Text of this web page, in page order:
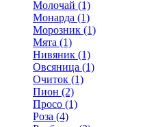
Молочай (1)
Монарда (1)
Морозник (1)
Мята (1)
Нивяник (1)
Овсяница (1)
Очиток (1)
Пион (2)
Просо (1)
Роза (4)